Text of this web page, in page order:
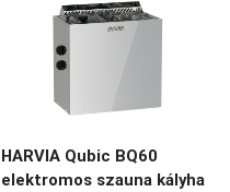
HARVIA Qubic BQ60
elektromos szauna kályha